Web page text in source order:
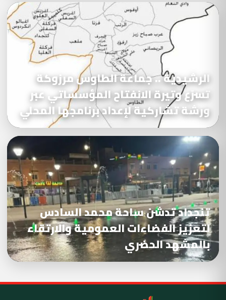
الرشيدية .. جماعة الطاوس مرزوكة
تسرّع وتيرة الانفتاح المؤسساتي عبر
ورشة تشاركية لإعداد برنامجها المحلي
تنجداد تدشن ساحة محمد السادس
لتعزيز الفضاءات العمومية والارتقاء
بالمشهد الحضري